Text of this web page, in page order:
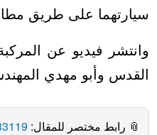
سيارتهما على طريق
وانتشر فيديو عن
القدس وأبو مهدي
📎 رابط مختصر للمقال: